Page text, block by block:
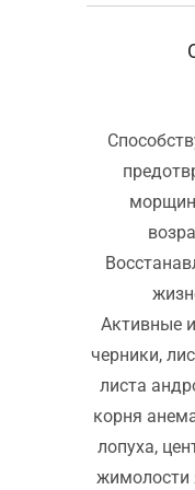
Активные
черники,
листа
корня
лопуха,
жимолости